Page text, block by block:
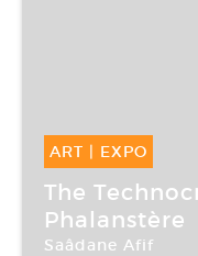
ART | EXPO
12 Oct -20
The
Phalanstère
Saâdane Afif